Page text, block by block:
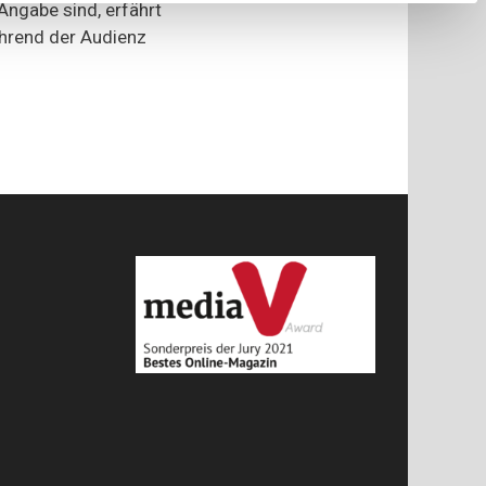
ihr
sein
sind, erfährt
der Audienz